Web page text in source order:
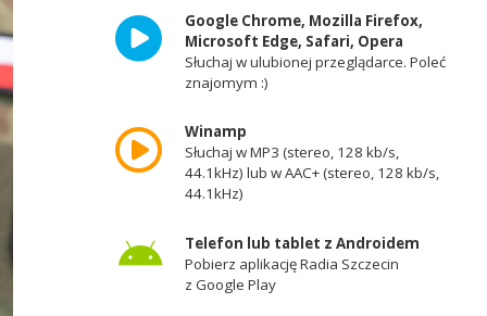
Google Chrome, Mozilla Firefox,
Microsoft Edge, Safari, Opera
Słuchaj w ulubionej przeglądarce. Poleć
znajomym :)
Winamp
Słuchaj w MP3 (stereo, 128 kb/s,
44.1kHz) lub w AAC+ (stereo, 128 kb/s,
44.1kHz)
Telefon lub tablet z Androidem
Pobierz aplikację Radia Szczecin
z Google Play